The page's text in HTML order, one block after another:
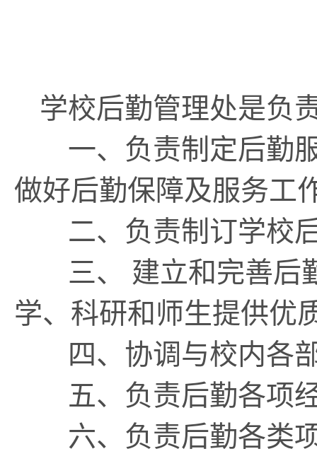
学校后勤管理处是负
一、负责制定后勤
做好后勤保障及服务工
二、负责制订学校
三、 建立和完善后
学、科研和师生提供优
四、协调与校内各
五、负责后勤各项
六、负责后勤各类